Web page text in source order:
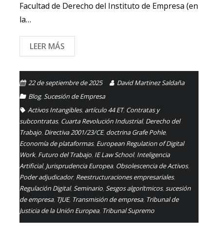
Facultad de Derecho del Instituto de Empresa (en
la…
LEER MÁS
22 de septiembre de 2025
David Martinez Saldaña
Blog,Sucesión de Empresa
Activos Intangibles, artículo 44 ET, Contratas y
subcontratas, Cuarta Revolución Industrial, Derecho del
Trabajo, Directiva 2001/23/CE, doctrina Grafe Pohle,
Economía de plataformas, European Regulation of Digital
Work, Futuro del Trabajo, IE Law School, Inteligencia
Artificial, Jurisprudencia Europea, Obsolescencia de Activos,
Poder adjudicador, Reestructuraciones empresariales,
Regulación Digital,Seminario,Sesgos algorítmicos,sucesión
de empresa, TJUE, Transmisión de empresa, Tribunal de
Justicia de la Unión Europea, Tribunal Supremo